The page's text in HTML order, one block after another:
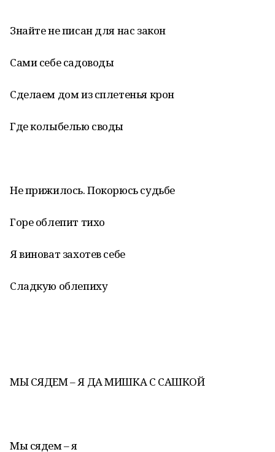
Знайте не писан для нас закон
Сами себе садоводы
Сделаем дом из сплетенья крон
Где колыбелью своды
Не прижилось. Покорюсь судьбе
Горе облепит тихо
Я виноват захотев себе
Сладкую облепиху
МЫ СЯДЕМ – Я ДА МИШКА С САШКОЙ
Мы сядем – я